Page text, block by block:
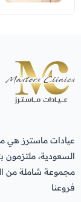
عيادات ماسترز هي
السعودية،
مجموعة شاملة من
فروعنا